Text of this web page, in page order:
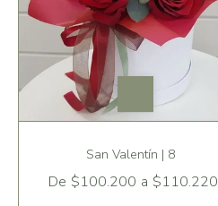
San Valentín | 8
De $100.200 a $110.220